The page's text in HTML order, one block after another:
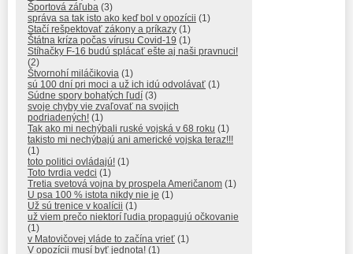
Športová záľuba (3)
správa sa tak isto ako keď bol v opozícii (1)
Stačí rešpektovať zákony a príkazy (1)
Štátna kríza počas vírusu Covid-19 (1)
Stíhačky F-16 budú splácať ešte aj naši pravnuci!
(2)
Štvornohí miláčikovia (1)
sú 100 dní pri moci a už ich idú odvolávať (1)
Súdne spory bohatých ľudí (3)
svoje chyby vie zvaľovať na svojich
podriadených! (1)
Tak ako mi nechýbali ruské vojská v 68 roku (1)
takisto mi nechýbajú ani americké vojska teraz!!!
(1)
toto politici ovládajú! (1)
Toto tvrdia vedci (1)
Tretia svetová vojna by prospela Američanom (1)
U psa 100 % istota nikdy nie je (1)
Už sú trenice v koalícii (1)
už viem prečo niektorí ľudia propagujú očkovanie
(1)
v Matovičovej vláde to začína vrieť (1)
V opozícii musí byť jednota! (1)